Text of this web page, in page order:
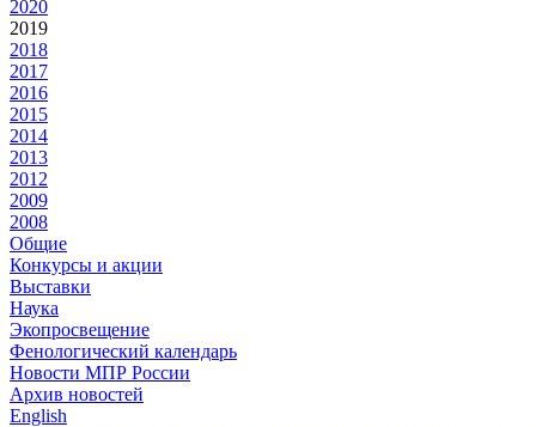
2020
2019
2018
2017
2016
2015
2014
2013
2012
2009
2008
Общие
Конкурсы и акции
Выставки
Наука
Экопросвещение
Фенологический календарь
Новости МПР России
Архив новостей
English